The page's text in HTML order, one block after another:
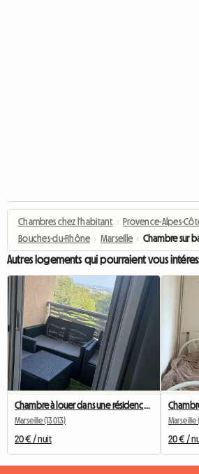
Chambres chez l'habitant › Provence-Alpes-
Bouches-du-Rhône › Marseille › Chambre sur
Autres logements qui pourraient vous
Marseille (13013)
20 € / nuit
Marseille
20 € /